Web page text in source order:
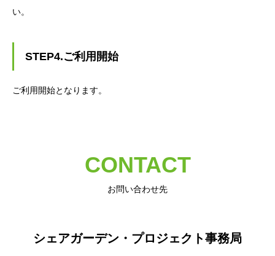
い。
STEP4.ご利用開始
ご利用開始となります。
CONTACT
お問い合わせ先
シェアガーデン・プロジェクト事務局